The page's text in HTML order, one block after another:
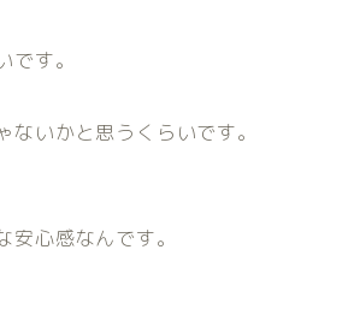
す。
いかと思うくらいです。
心感なんです。